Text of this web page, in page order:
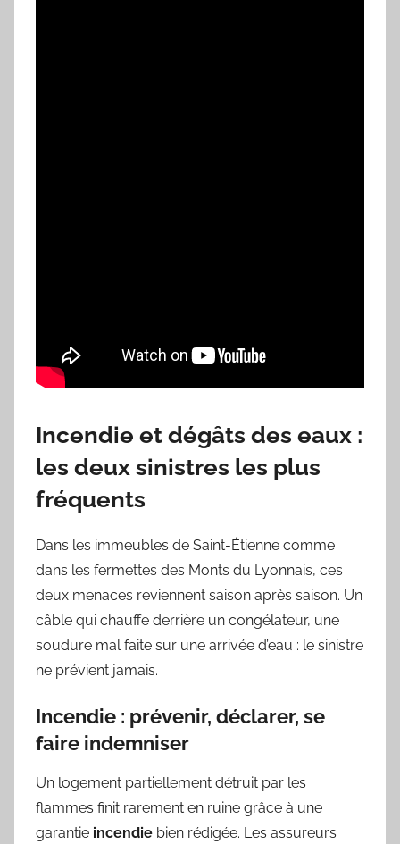
Incendie et dégâts des eaux :
les deux sinistres les plus
fréquents
Dans les immeubles de Saint-Étienne comme
dans les fermettes des Monts du Lyonnais, ces
deux menaces reviennent saison après saison. Un
câble qui chauffe derrière un congélateur, une
soudure mal faite sur une arrivée d’eau : le sinistre
ne prévient jamais.
Incendie : prévenir, déclarer, se
faire indemniser
Un logement partiellement détruit par les
flammes finit rarement en ruine grâce à une
garantie incendie bien rédigée. Les assureurs